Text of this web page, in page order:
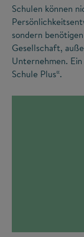
Schulen können
sondern
Gesellschaft,
Unternehmen.
Schule Plus“.